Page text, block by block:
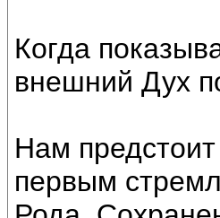
Когда
внешний Дух
Нам
первым